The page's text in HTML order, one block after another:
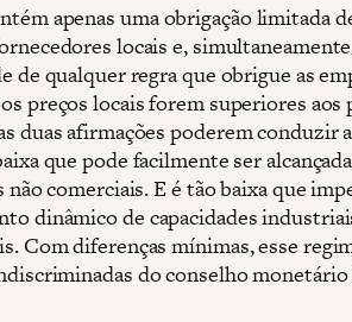
apenas uma obrigação limitada
locais e,
de qualquer regra que obrigue as
preços locais forem superiores aos
duas afirmações poderem conduzir
que pode facilmente ser
não comerciais. E é tão baixa que
dinâmico de capacidades
Com diferenças mínimas, esse
do conselho monetário